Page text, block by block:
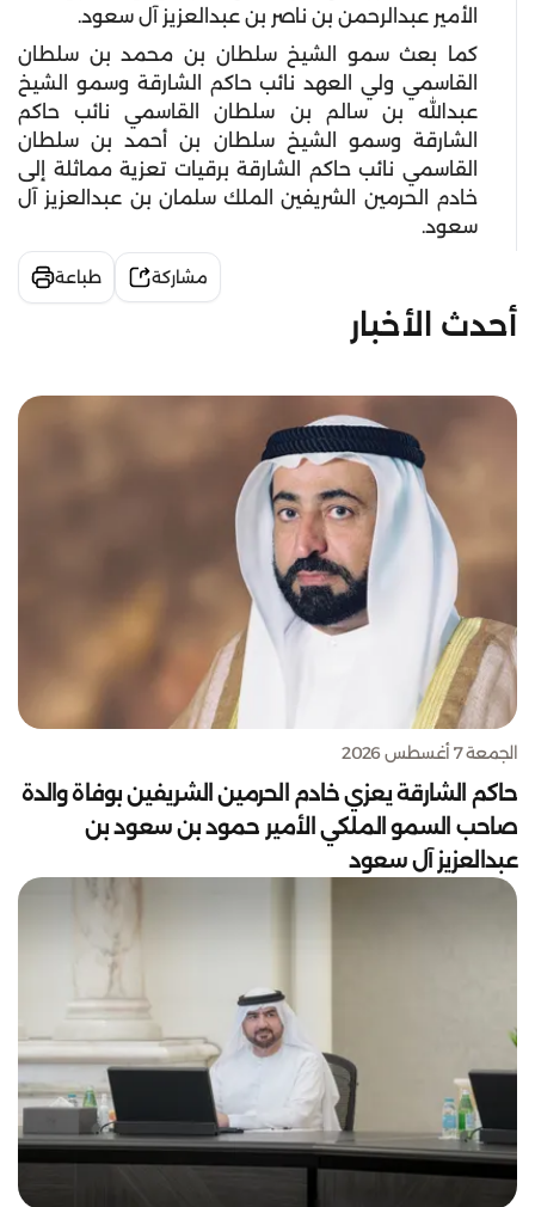
الأمير عبدالرحمن بن ناصر بن عبدالعزيز آل سعود.
كما بعث سمو الشيخ سلطان بن محمد بن سلطان
القاسمي ولي العهد نائب حاكم الشارقة وسمو الشيخ
عبدالله بن سالم بن سلطان القاسمي نائب حاكم
الشارقة وسمو الشيخ سلطان بن أحمد بن سلطان
القاسمي نائب حاكم الشارقة برقيات تعزية مماثلة إلى
خادم الحرمين الشريفين الملك سلمان بن عبدالعزيز آل
سعود.
مشاركة طباعة
أحدث الأخبار
الجمعة 7 أغسطس 2026
حاكم الشارقة يعزي خادم الحرمين الشريفين بوفاة والدة
صاحب السمو الملكي الأمير حمود بن سعود بن
عبدالعزيز آل سعود